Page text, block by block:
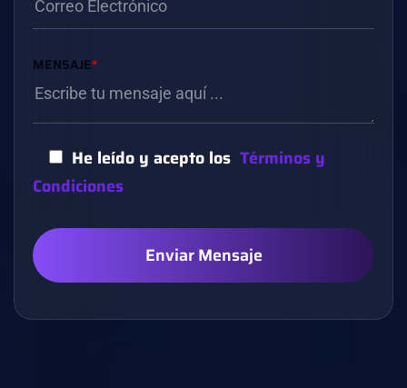
MENSAJE*
He leído y acepto los Términos y
Condiciones
Enviar Mensaje